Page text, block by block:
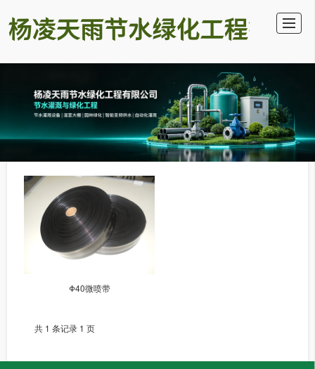
微灌设备 滴灌设备 大田喷灌
Φ40微喷带
共 1 条记录 1 页